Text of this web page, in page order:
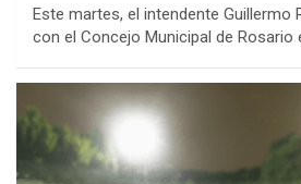
Este martes, el intendente Guillermo
con el Concejo Municipal de Rosario